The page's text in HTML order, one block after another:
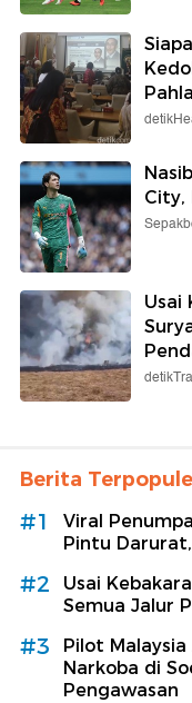
City,
Usai
Berita
#1
Viral
Pintu
#2
Usai
Semua Jalur
#3
Pilot
Narkoba di
Pengawasan